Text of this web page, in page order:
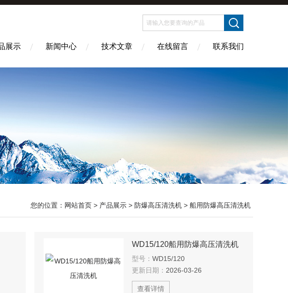
展示 新闻中心 技术文章 在线留言 联系我们
您的位置： 网站首页 > 产品展示 > 防爆高压清洗机 > 船用防爆高压清洗机
WD15/120船用防爆高压清洗机
型号： WD15/120
更新日期： 2026-03-26
查看详情